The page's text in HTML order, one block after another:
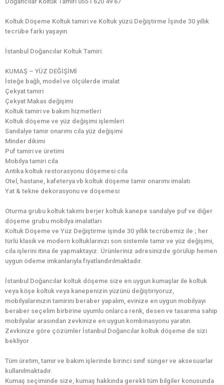
Koltuk Döşeme Koltuk tamiri ve Koltuk yüzü Değiştirme İşinde 30 yıllık
tecrübe farkı yaşayın.
İstanbul Doğancılar Koltuk Tamiri.
KUMAŞ – YÜZ DEĞİŞİMİ
İsteğe bağlı, model ve ölçülerde imalat
Çekyat tamiri
Çekyat Makas değişimi
Koltuk tamiri ve bakım hizmetleri
Koltuk döşeme ve yüz değişimi işlemleri
Sandalye tamir onarımı cila yüz değişimi
Minder dikimi
Puf tamiri ve üretimi
Mobilya tamiri cila
Antika koltuk restorasyonu döşemesi cila
Otel, hastane, kafeterya vb koltuk döşeme tamir onarımı imalatı
Yat & tekne dekorasyonu ve döşemesi
Oturma grubu koltuk takımı berjer koltuk kanepe sandalye puf ve diğer
döşeme grubu mobilya imalatları
Koltuk Döşeme ve Yüz Değiştirme işinde 30 yıllık tecrübemiz ile ; her
türlü klasik ve modern koltuklarınızı son sistemle tamir ve yüz değişimi,
cila işlerini itina ile yapmaktayız. Ürünleriniz adresinizde görülüp hemen
uygun ödeme imkanlarıyla fiyatlandırılmaktadır.
İstanbul Doğancılar koltuk döşeme size en uygun kumaşlar ile koltuk
veya köşe koltuk veya kanepenizin yüzünü değiştiriyoruz,
mobilyalarınızın tamirini beraber yapalım, evinize en uygun mobilyayı
beraber seçelim birbirine uyumlu onlarca renk, desen ve tasarıma sahip
mobilyalar arasından zevkinize en uygun kombinasyonu yaratın.
Zevkinize göre çözümler İstanbul Doğancılar koltuk döşeme de sizi
bekliyor .
Tüm üretim, tamir ve bakım işlerinde birinci sınıf sünger ve aksesuarlar
kullanılmaktadır.
Kumaş seçiminde size, kumaş hakkında gerekli tüm bilgiler konusunda